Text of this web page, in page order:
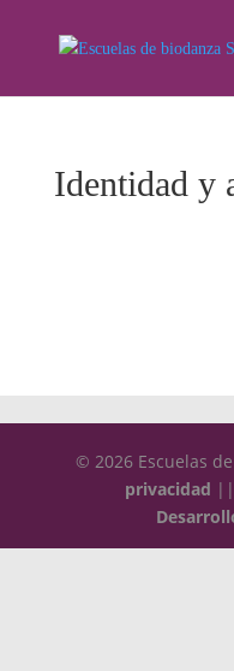
Identidad y
© 2026 Escuelas
privacidad ||